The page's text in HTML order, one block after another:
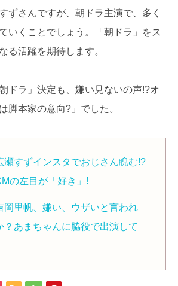
ずさんですが、朝ドラ主演で、多く
いくことでしょう。「朝ドラ」をス
る活躍を期待します。
ドラ」決定も、嫌い見ないの声!?オ
脚本家の意向?」でした。
瀬すずインスタでおじさん睨む!?
の左目が「好き」!
岡里帆、嫌い、ウザいと言われ
？あまちゃんに脇役で出演して